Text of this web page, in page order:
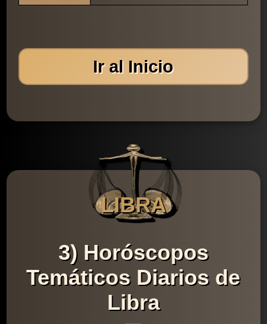
Ir al Inicio
LIBRA
3) Horóscopos
Temáticos Diarios de
Libra